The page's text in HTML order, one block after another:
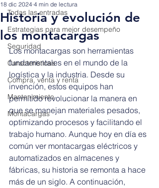
Todas las entradas
Estrategias para mejor desempeño
Seguridad
Características
Compra, venta y renta
Mantenimiento
Montacargas
Historia y evolución de
los montacargas
18 dic 2024 4 min de lectura
Los montacargas son herramientas
fundamentales en el mundo de la
logística y la industria. Desde su
invención, estos equipos han
permitido revolucionar la manera en
que se manejan materiales pesados,
optimizando procesos y facilitando el
trabajo humano. Aunque hoy en día es
común ver montacargas eléctricos y
automatizados en almacenes y
fábricas, su historia se remonta a hace
más de un siglo. A continuación,